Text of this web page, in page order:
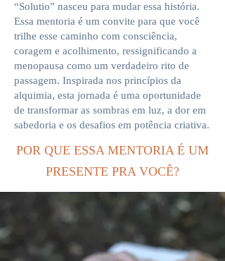
“Solutio” nasceu para mudar essa história.
Essa mentoria é um convite para que você
trilhe esse caminho com consciência,
coragem e acolhimento, ressignificando a
menopausa como um verdadeiro rito de
passagem. Inspirada nos princípios da
alquimia, esta jornada é uma oportunidade
de transformar as sombras em luz, a dor em
sabedoria e os desafios em potência criativa.
POR QUE ESSA MENTORIA É UM
PRESENTE PRA VOCÊ?